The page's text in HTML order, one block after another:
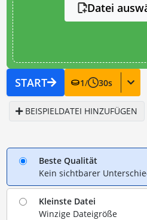
Datei
START 1/ 30s
BEISPIELDATEI HINZUFÜGEN
Beste Qualität
Kein sichtbarer
Kleinste Datei
Winzige Dateigröße